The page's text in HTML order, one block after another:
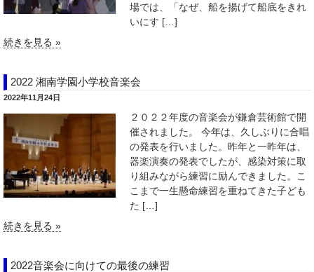
場では、「なぜ、船を揚げて船底をきれ
いにす […]
続きを見る »
2022 湘南学園小学校音楽会
2022年11月24日
２０２２年度の音楽会が鎌倉芸術館で開
催されました。 今年は、久しぶりに合唱
の発表を行いました。昨年と一昨年は、
器楽演奏の発表でしたが、感染対策に取
り組みながら練習に励んできました。こ
こまで一生懸命練習を重ねてきた子ども
た […]
続きを見る »
2022音楽会に向けての最後の練習